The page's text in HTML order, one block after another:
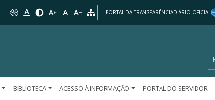
PORTAL DA TRANSPARÊNCIADIÁRIO OFICIAL
BIBLIOTECA ACESSO À INFORMAÇÃO PORTAL DO SERVIDOR